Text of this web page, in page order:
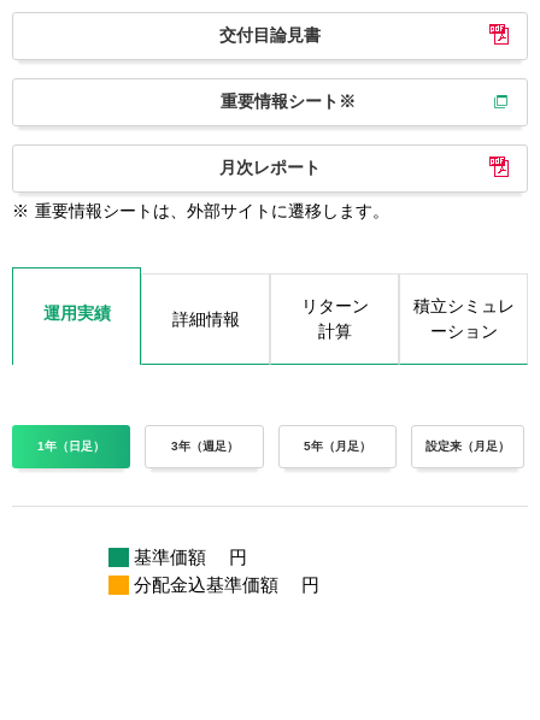
交付目論見書
重要情報シート※
月次レポート
※ 重要情報シートは、外部サイトに遷移します。
運用実績 詳細情報
リターン
計算
積立シミュレ
ーション
1年（日足） 3年（週足） 5年（月足） 設定来（月足）
基準価額
円
分配金込基準価額
円